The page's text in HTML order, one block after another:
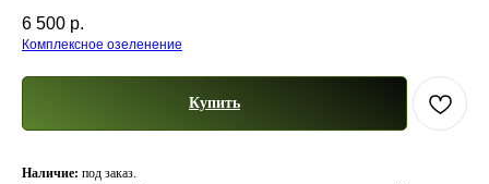
6 500 р.
Комплексное озеленение
Купить
Наличие: под заказ.